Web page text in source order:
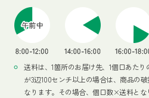
送料は、1箇所のお届け先、1個口あた
が3辺100センチ以上の場合は、商品の
なります。その場合、個口数×送料とな